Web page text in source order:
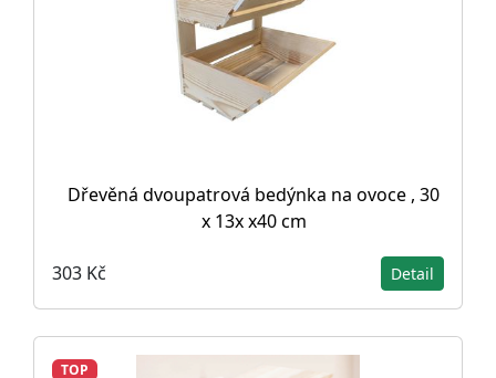
Dřevěná dvoupatrová bedýnka na ovoce , 30
x 13x x40 cm
303 Kč Detail
TOP